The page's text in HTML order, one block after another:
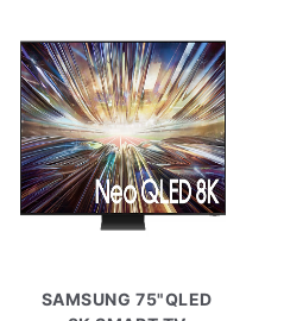
SAMSUNG 75"QLED